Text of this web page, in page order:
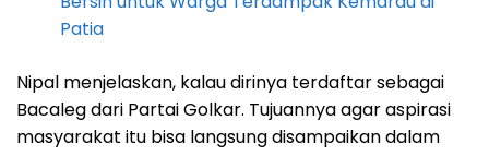
Patia
Nipal menjelaskan, kalau dirinya terdaftar sebagai
Bacaleg dari Partai Golkar. Tujuannya agar aspirasi
masyarakat itu bisa langsung disampaikan dalam